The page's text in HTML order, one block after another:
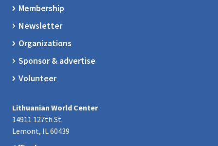
Membership
Newsletter
Organizations
Sponsor & advertise
Volunteer
Lithuanian World Center
14911 127th St.
Lemont, IL 60439